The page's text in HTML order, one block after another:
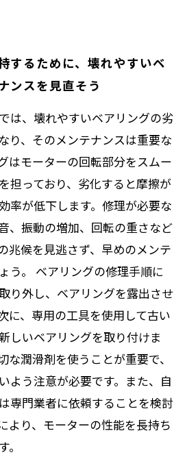
するために、壊れやすいベ
ンスを見直そう
は、壊れやすいベアリングの劣
り、そのメンテナンスは重要な
はモーターの回転部分をスムー
担っており、劣化すると摩擦が
率が低下します。修理が必要な
、振動の増加、回転の重さなど
兆候を見逃さず、早めのメンテ
う。 ベアリングの修理手順に
り外し、ベアリングを露出させ
に、専用の工具を使用して古い
しいベアリングを取り付けま
な潤滑剤を使うことが重要で、
よう注意が必要です。また、自
専門業者に依頼することを検討
より、モーターの性能を長持ち